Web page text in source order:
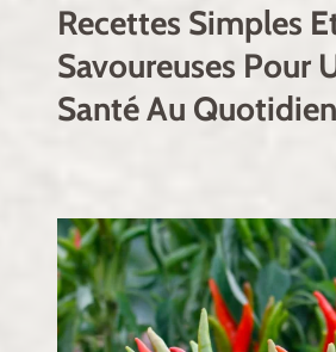
Recettes Simples
Savoureuses Pour
Santé Au Quotidien